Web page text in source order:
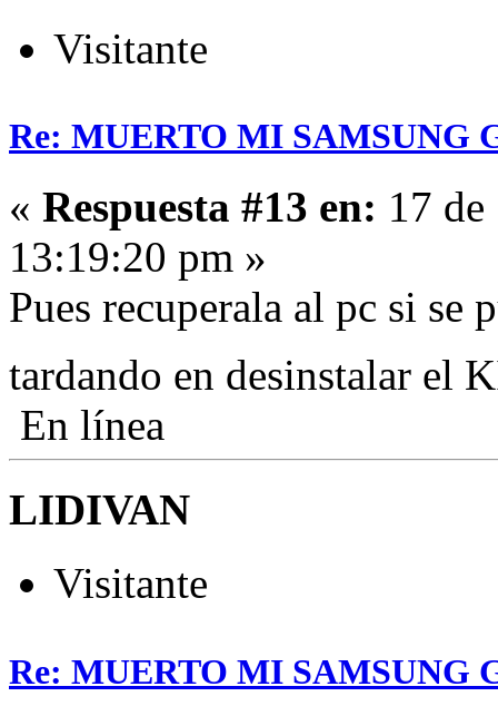
Visitante
Re: MUERTO MI SAMSUNG
« Respuesta #13 en: 17
13:19:20 pm »
Pues recuperala al pc si se
tardando en desinstalar el
En línea
LIDIVAN
Visitante
Re: MUERTO MI SAMSUNG